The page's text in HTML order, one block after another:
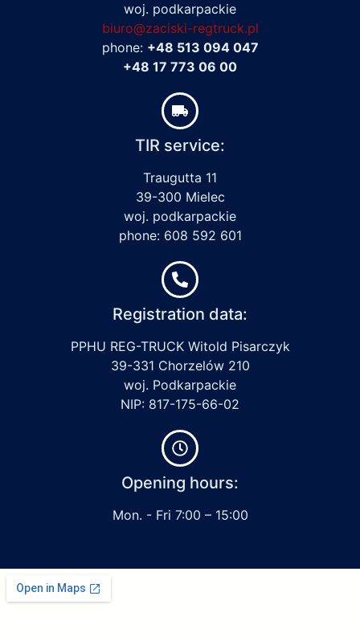
woj. podkarpackie
biuro@zaciski-regtruck.pl
phone: +48 513 094 047
+48 17 773 06 00
TIR service:
Traugutta 11
39-300 Mielec
woj. podkarpackie
phone: 608 592 601
Registration data:
PPHU REG-TRUCK Witold Pisarczyk
39-331 Chorzelów 210
woj. Podkarpackie
NIP: 817-175-66-02
Opening hours:
Mon. - Fri 7:00 – 15:00